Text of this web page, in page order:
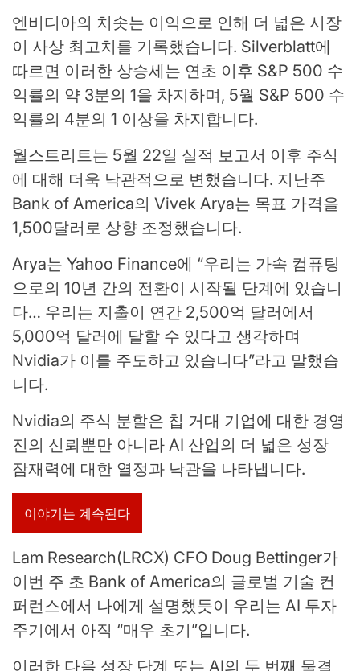
엔비디아의 치솟는 이익으로 인해 더 넓은 시장
이 사상 최고치를 기록했습니다. Silverblatt에
따르면 이러한 상승세는 연초 이후 S&P 500 수
익률의 약 3분의 1을 차지하며, 5월 S&P 500 수
익률의 4분의 1 이상을 차지합니다.
월스트리트는 5월 22일 실적 보고서 이후 주식
에 대해 더욱 낙관적으로 변했습니다. 지난주
Bank of America의 Vivek Arya는 목표 가격을
1,500달러로 상향 조정했습니다.
Arya는 Yahoo Finance에 “우리는 가속 컴퓨팅
으로의 10년 간의 전환이 시작될 단계에 있습니
다… 우리는 지출이 연간 2,500억 달러에서
5,000억 달러에 달할 수 있다고 생각하며
Nvidia가 이를 주도하고 있습니다”라고 말했습
니다.
Nvidia의 주식 분할은 칩 거대 기업에 대한 경영
진의 신뢰뿐만 아니라 AI 산업의 더 넓은 성장
잠재력에 대한 열정과 낙관을 나타냅니다.
이야기는 계속된다
Lam Research(LRCX) CFO Doug Bettinger가
이번 주 초 Bank of America의 글로벌 기술 컨
퍼런스에서 나에게 설명했듯이 우리는 AI 투자
주기에서 아직 “매우 초기”입니다.
이러한 다음 성장 단계 또는 AI의 두 번째 물결